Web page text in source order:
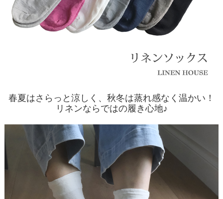
春夏はさらっと涼しく、秋冬は蒸れ感なく温かい！
リネンならではの履き心地♪